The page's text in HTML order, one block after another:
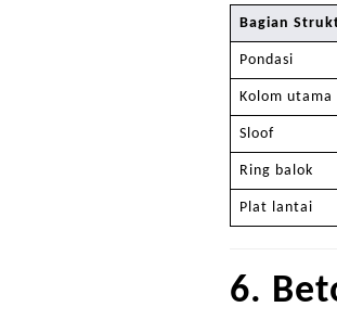
Bagian
Pondasi
Kolom utama
Sloof
Ring balok
Plat lantai
6.